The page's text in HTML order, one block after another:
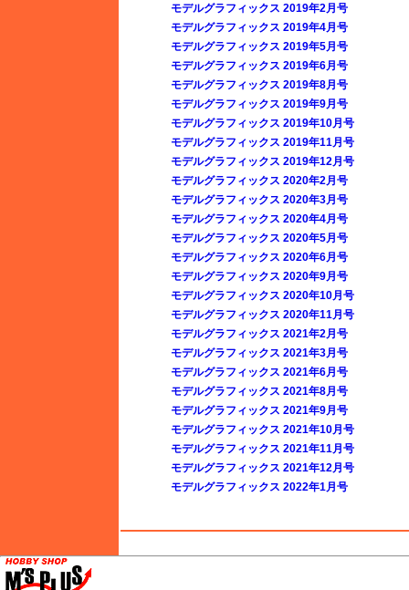
モデルグラフィックス 2019年2月号
モデルグラフィックス 2019年4月号
モデルグラフィックス 2019年5月号
モデルグラフィックス 2019年6月号
モデルグラフィックス 2019年8月号
モデルグラフィックス 2019年9月号
モデルグラフィックス 2019年10月号
モデルグラフィックス 2019年11月号
モデルグラフィックス 2019年12月号
モデルグラフィックス 2020年2月号
モデルグラフィックス 2020年3月号
モデルグラフィックス 2020年4月号
モデルグラフィックス 2020年5月号
モデルグラフィックス 2020年6月号
モデルグラフィックス 2020年9月号
モデルグラフィックス 2020年10月号
モデルグラフィックス 2020年11月号
モデルグラフィックス 2021年2月号
モデルグラフィックス 2021年3月号
モデルグラフィックス 2021年6月号
モデルグラフィックス 2021年8月号
モデルグラフィックス 2021年9月号
モデルグラフィックス 2021年10月号
モデルグラフィックス 2021年11月号
モデルグラフィックス 2021年12月号
モデルグラフィックス 2022年1月号